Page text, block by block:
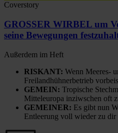
Coverstory
GROSSER WIRBEL um
seine Bewegungen
Außerdem im Heft
RISKANT: Wenn Meeres-
Freilandhühnerbetrieb
GEMEIN: Tropische
Mitteleuropa inziwschen oft
GEMEINER: Es gibt nun
Entleerung voll wieder zu dir